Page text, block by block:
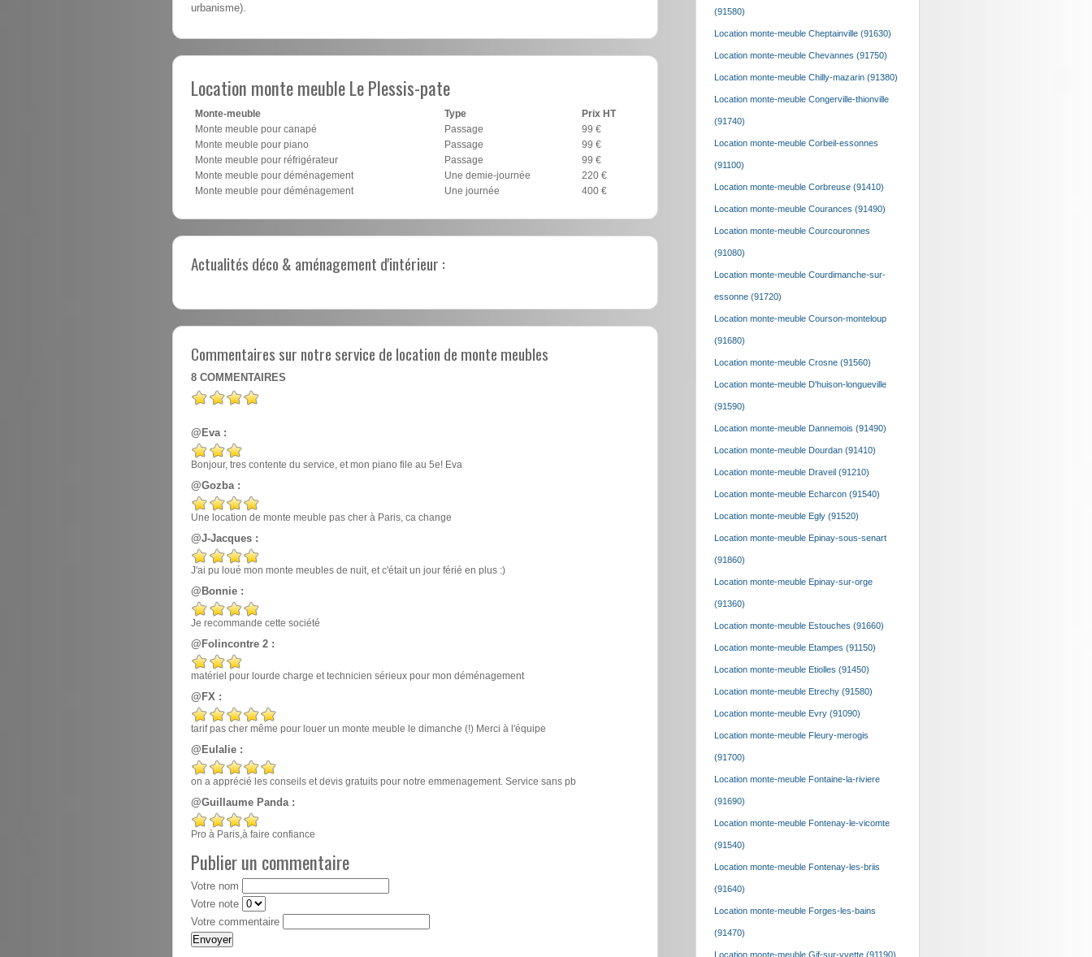
urbanisme).
Location monte meuble Le Plessis-pate
Monte-meuble Type
Prix HT
Monte meuble pour canapé
Passage
99 €
Monte meuble pour piano
Passage
99 €
Monte meuble pour réfrigérateur
Passage
99 €
Monte meuble pour déménagement
Une demie-journée
220 €
Monte meuble pour déménagement
Une journée 400 €
Actualités déco & aménagement d'intérieur :
Commentaires sur notre service de location de monte meubles
8 COMMENTAIRES
@Eva :
Bonjour, tres contente du service, et mon piano file au 5e! Eva
@Gozba :
Une location de monte meuble pas cher à Paris, ca change
@J-Jacques :
J'ai pu loué mon monte meubles de nuit, et c'était un jour férié en plus :)
@Bonnie :
Je recommande cette société
@Folincontre 2 :
matériel pour lourde charge et technicien sérieux pour mon déménagement
@FX :
tarif pas cher même pour louer un monte meuble le dimanche (!) Merci à l'équipe
@Eulalie :
on a apprécié les conseils et devis gratuits pour notre emmenagement. Service sans pb
@Guillaume Panda :
Pro à Paris,à faire confiance
Publier un commentaire
Votre nom
Votre note
Votre commentaire
(91580)
Location monte-meuble Cheptainville (91630)
Location monte-meuble Chevannes (91750)
Location monte-meuble Chilly-mazarin (91380)
Location monte-meuble Congerville-thionville
(91740)
Location monte-meuble Corbeil-essonnes
(91100)
Location monte-meuble Corbreuse (91410)
Location monte-meuble Courances (91490)
Location monte-meuble Courcouronnes
(91080)
Location monte-meuble Courdimanche-sur-
essonne (91720)
Location monte-meuble Courson-monteloup
(91680)
Location monte-meuble Crosne (91560)
Location monte-meuble D'huison-longueville
(91590)
Location monte-meuble Dannemois (91490)
Location monte-meuble Dourdan (91410)
Location monte-meuble Draveil (91210)
Location monte-meuble Echarcon (91540)
Location monte-meuble Egly (91520)
Location monte-meuble Epinay-sous-senart
(91860)
Location monte-meuble Epinay-sur-orge
(91360)
Location monte-meuble Estouches (91660)
Location monte-meuble Etampes (91150)
Location monte-meuble Etiolles (91450)
Location monte-meuble Etrechy (91580)
Location monte-meuble Evry (91090)
Location monte-meuble Fleury-merogis
(91700)
Location monte-meuble Fontaine-la-riviere
(91690)
Location monte-meuble Fontenay-le-vicomte
(91540)
Location monte-meuble Fontenay-les-briis
(91640)
Location monte-meuble Forges-les-bains
(91470)
Location monte-meuble Gif-sur-yvette (91190)